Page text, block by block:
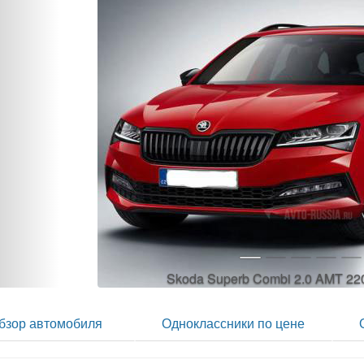
автомобиля Одноклассники по цене